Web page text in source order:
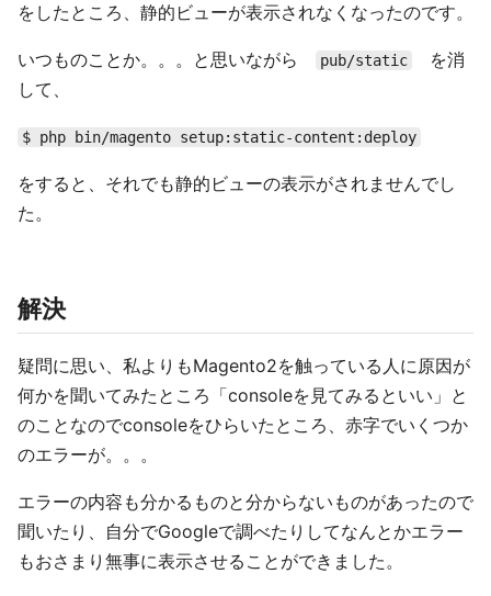
をしたところ、静的ビューが表示されなくなったのです。
いつものことか。。。と思いながら pub/static
を消
して、
$ php bin/magento setup:static-content:deploy
をすると、それでも静的ビューの表示がされませんでし
た。
解決
疑問に思い、私よりもMagento2を触っている人に原因が
何かを聞いてみたところ「consoleを見てみるといい」と
のことなのでconsoleをひらいたところ、赤字でいくつか
のエラーが。。。
エラーの内容も分かるものと分からないものがあったので
聞いたり、自分でGoogleで調べたりしてなんとかエラー
もおさまり無事に表示させることができました。